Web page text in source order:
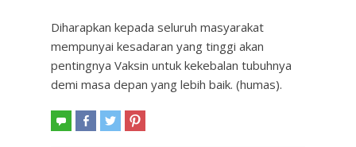
Diharapkan kepada seluruh masyarakat
mempunyai kesadaran yang tinggi akan
pentingnya Vaksin untuk kekebalan tubuhnya
demi masa depan yang lebih baik. (humas).